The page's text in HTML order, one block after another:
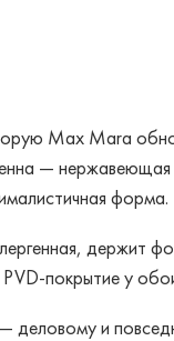
Max Mara
— нержавеющая
форма.
держит
покрытие у
и